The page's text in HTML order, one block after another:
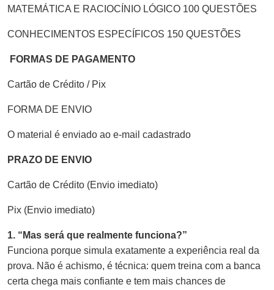
MATEMÁTICA E RACIOCÍNIO LÓGICO 100 QUESTÕES
CONHECIMENTOS ESPECÍFICOS 150 QUESTÕES
FORMAS DE PAGAMENTO
Cartão de Crédito / Pix
FORMA DE ENVIO
O material é enviado ao e-mail cadastrado
PRAZO DE ENVIO
Cartão de Crédito (Envio imediato)
Pix (Envio imediato)
1. “Mas será que realmente funciona?”
Funciona porque simula exatamente a experiência real da
prova. Não é achismo, é técnica: quem treina com a banca
certa chega mais confiante e tem mais chances de